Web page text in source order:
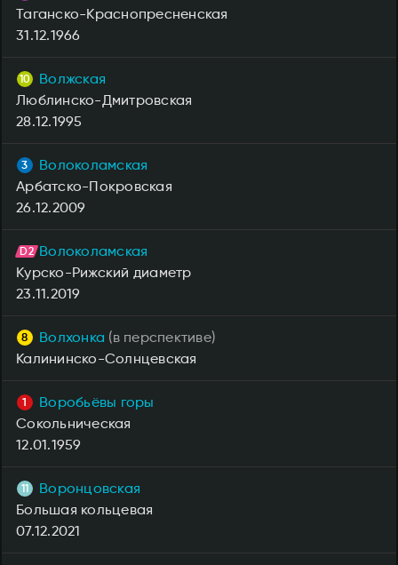
Таганско-Краснопресненская
31.12.1966
Волжская
Люблинско-Дмитровская
28.12.1995
Волоколамская
Арбатско-Покровская
26.12.2009
Волоколамская
Курско-Рижский диаметр
23.11.2019
Волхонка (в перспективе)
Калининско-Солнцевская
Воробьёвы горы
Сокольническая
12.01.1959
Воронцовская
Большая кольцевая
07.12.2021